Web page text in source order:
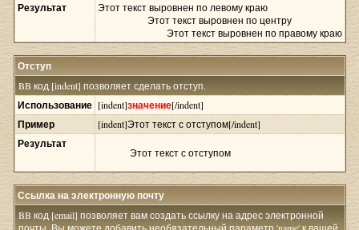
Результат
Этот текст выровнен по левому краю
Этот текст выровнен по центру
Этот текст выровнен по правому краю
Отступ
BB код [indent] позволяет сделать отступ.
Использование [indent]значение[/indent]
Пример [indent]Этот текст с отступом[/indent]
Результат
Этот текст с отступом
Ссылка на электронную почту
BB код [email] позволяет вам создать ссылку на адрес электронной